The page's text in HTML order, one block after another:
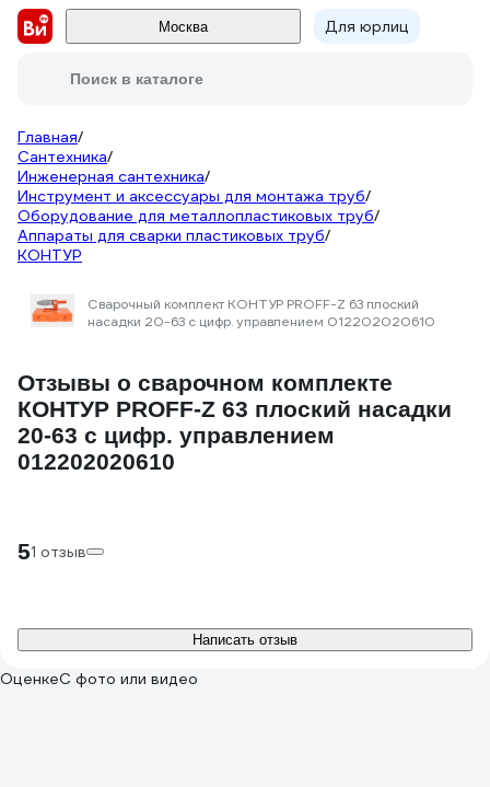
Москва Для юрлиц
Поиск в каталоге
Главная/
Сантехника/
Инженерная сантехника/
Инструмент и аксессуары для монтажа труб/
Оборудование для металлопластиковых труб/
Аппараты для сварки пластиковых труб/
КОНТУР
Сварочный комплект КОНТУР PROFF-Z 63 плоский
насадки 20-63 с цифр. управлением 012202020610
Отзывы о сварочном комплекте
КОНТУР PROFF-Z 63 плоский насадки
20-63 с цифр. управлением
012202020610
51 отзыв
Написать отзыв
ОценкеС фото или видео